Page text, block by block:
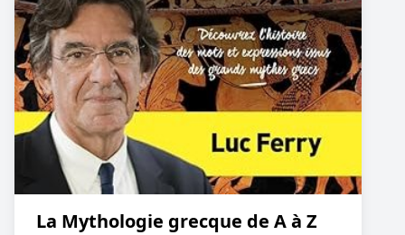
La Mythologie grecque de A à Z